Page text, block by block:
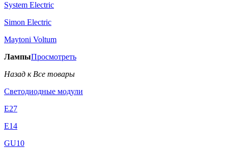
System Electric
Simon Electric
Maytoni Voltum
ЛампыПросмотреть
Назад к Все товары
Светодиодные модули
E27
E14
GU10